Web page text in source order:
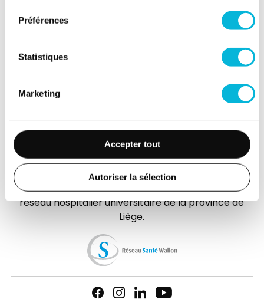
Préférences
Statistiques
Marketing
Accepter tout
Autoriser la sélection
Jobs
Actualités
Événements
Presse
FAQ
L’hôpital de la Citadelle est membre d'Elipse, le
réseau hospitalier universitaire de la province de
Liège.